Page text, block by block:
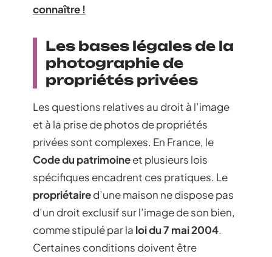
connaître !
Les bases légales de la
photographie de
propriétés privées
Les questions relatives au droit à l’image
et à la prise de photos de propriétés
privées sont complexes. En France, le
Code du patrimoineet plusieurs lois
spécifiques encadrent ces pratiques. Le
propriétaired’une maison ne dispose pas
d’un droit exclusif sur l’image de son bien,
comme stipulé par la loi du 7 mai 2004.
Certaines conditions doivent être